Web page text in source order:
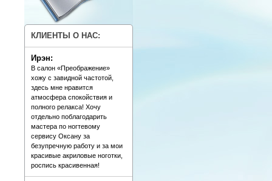
КЛИЕНТЫ О НАС:
Ирэн:
В салон «Преображение»
хожу с завидной частотой,
здесь мне нравится
атмосфера спокойствия и
полного релакса! Хочу
отдельно поблагодарить
мастера по ногтевому
сервису Оксану за
безупречную работу и за мои
красивые акриловые ноготки,
роспись красивенная!